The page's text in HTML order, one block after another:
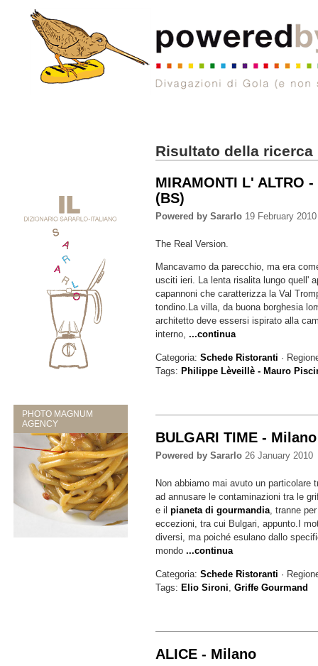
PHOTO MAGNUM
AGENCY
Risultato della ricerca
MIRAMONTI L' ALTRO
(BS)
Powered by Sararlo 19 February 2010
The Real Version.
Mancavamo da parecchio, ma era
usciti ieri. La lenta risalita lungo quell'
capannoni che caratterizza la Val
tondino.La villa, da buona borghesia
architetto deve essersi ispirato alla
interno,...continua
Categoria:Schede Ristoranti ·
Tags:Philippe Lèveillè - Mauro
BULGARI TIME - Milano
Powered by Sararlo 26 January 2010
Non abbiamo mai avuto un particolare
ad annusare le contaminazioni tra le
e ilpianeta di gourmandia, tranne
eccezioni, tra cui Bulgari, appunto.I
diversi, ma poiché esulano dallo
mondo...continua
Categoria:Schede Ristoranti ·
Tags:Elio Sironi ,Griffe Gourmand
ALICE - Milano